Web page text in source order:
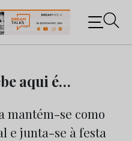
sobre os negócios do
aqui é…
mantém-se como
e junta-se à festa